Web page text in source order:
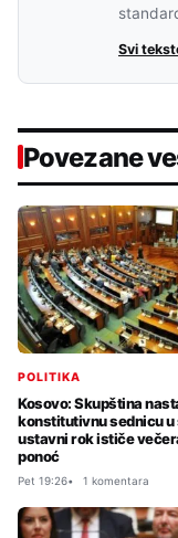
Svi
Povezane
POLITIKA
Kosovo: Skupština
konstitutivnu sednicu u
ustavni rok ističe
ponoć
Pet 19:26 1 komentara